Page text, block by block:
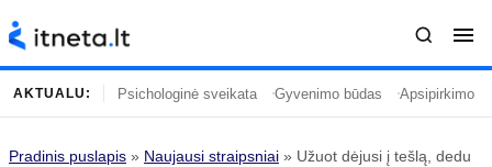
AKTUALU: Psichologinė sveikata Gyvenimo būdas Apsipirkimo
Pradinis puslapis » Naujausi straipsniai » Užuot dėjusi į tešlą, dedu